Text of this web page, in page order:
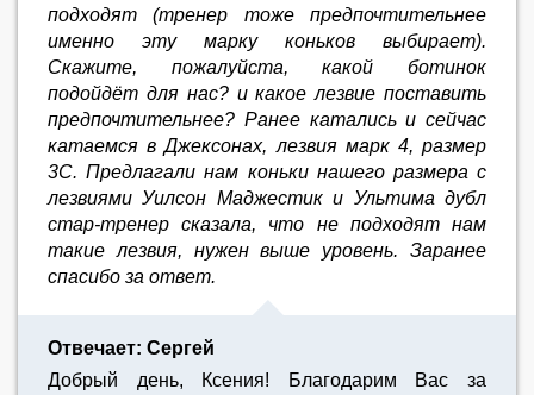
подходят (тренер тоже предпочтительнее
именно эту марку коньков выбирает).
Скажите, пожалуйста, какой ботинок
подойдёт для нас? и какое лезвие поставить
предпочтительнее? Ранее катались и сейчас
катаемся в Джексонах, лезвия марк 4, размер
3С. Предлагали нам коньки нашего размера с
лезвиями Уилсон Маджестик и Ультима дубл
стар-тренер сказала, что не подходят нам
такие лезвия, нужен выше уровень. Заранее
спасибо за ответ.
Отвечает: Сергей
Добрый день, Ксения! Благодарим Вас за